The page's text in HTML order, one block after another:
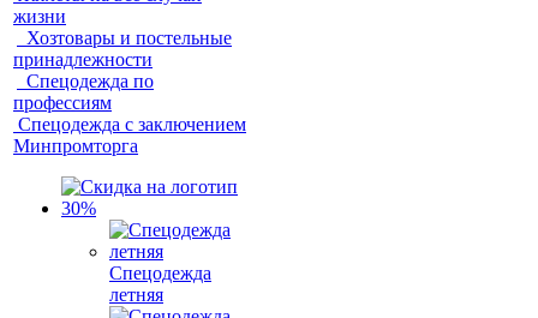
жизни
Хозтовары и постельные
принадлежности
Спецодежда по
профессиям
Спецодежда с заключением
Минпромторга
Спецодежда
летняя